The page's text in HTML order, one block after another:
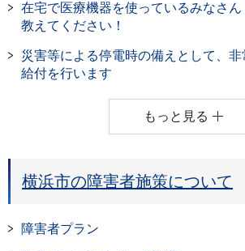
在宅で医療機器を使っているみなさ
教えてください！
災害等による停電時の備えとして、
給付を行います
もっと見る
横浜市の障害者施策について
障害者プラン